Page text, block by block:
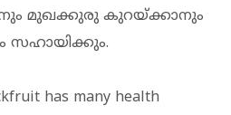
മുഖക്കുരു കുറയ്ക്കാനും
സഹായിക്കും.
has many health